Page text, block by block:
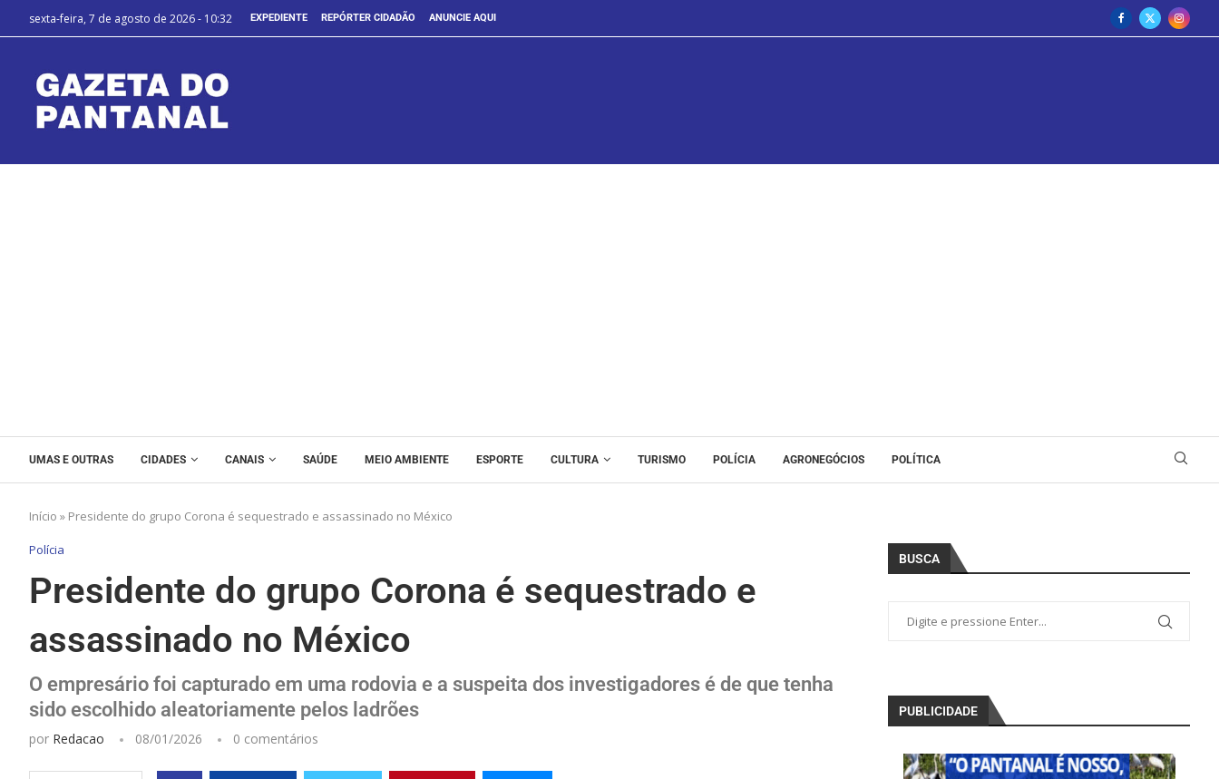
sexta-feira, 7 de agosto de 2026 - 10:32 EXPEDIENTE REPÓRTER CIDADÃO ANUNCIE AQUI
UMAS E OUTRAS CIDADES CANAIS SAÚDE MEIO AMBIENTE ESPORTE CULTURA TURISMO POLÍCIA AGRONEGÓCIOS POLÍTICA
Início » Presidente do grupo Corona é sequestrado e assassinado no México
Polícia
Presidente do grupo Corona é sequestrado e
assassinado no México
O empresário foi capturado em uma rodovia e a suspeita dos investigadores é de que tenha
sido escolhido aleatoriamente pelos ladrões
por Redacao 08/01/2026 0 comentários
BUSCA
PUBLICIDADE